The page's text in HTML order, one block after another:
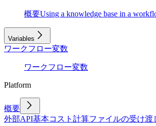
概要Using a knowledge base in a
Variables
ワークフロー変数
ワークフロー変数
Platform
概要
外部API基本コスト計算ファイルの受け渡